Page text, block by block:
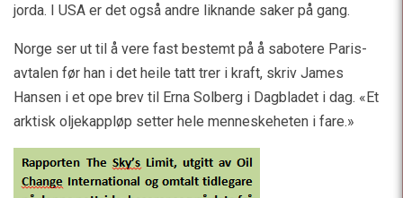
jorda. I USA er det også andre liknande saker på gang.
Norge ser ut til å vere fast bestemt på å sabotere Paris-
avtalen før han i det heile tatt trer i kraft, skriv James
Hansen i et ope brev til Erna Solberg i Dagbladet i dag. «Et
arktisk oljekappløp setter hele menneskeheten i fare.»